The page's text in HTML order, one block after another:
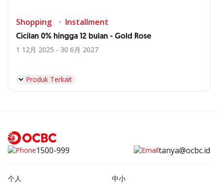
Shopping Installment
Cicilan 0% hingga 12 bulan - Gold Rose
1 12月 2025 - 30 6月 2027
Produk Terkait
1500-999 tanya@ocbc.id
个人
中小